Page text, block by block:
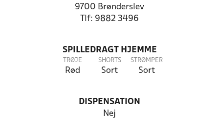
9700 Brønderslev
Tlf: 9882 3496
SPILLEDRAGT HJEMME
TRØJE
Rød
SHORTS
Sort
STRØMPER
Sort
DISPENSATION
Nej